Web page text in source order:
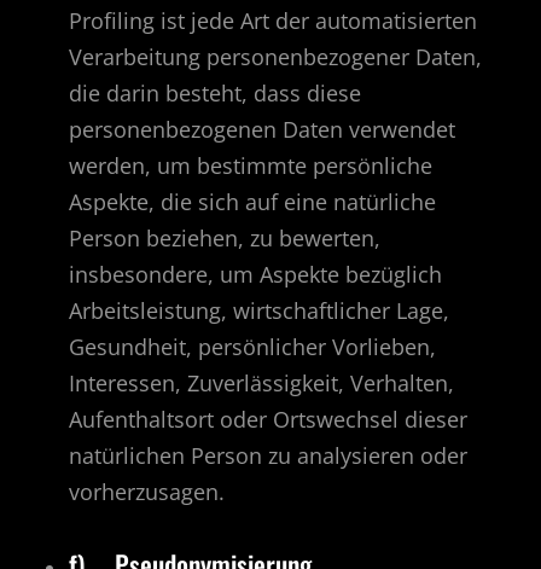
Profiling ist jede Art der automatisierten
Verarbeitung personenbezogener Daten,
die darin besteht, dass diese
personenbezogenen Daten verwendet
werden, um bestimmte persönliche
Aspekte, die sich auf eine natürliche
Person beziehen, zu bewerten,
insbesondere, um Aspekte bezüglich
Arbeitsleistung, wirtschaftlicher Lage,
Gesundheit, persönlicher Vorlieben,
Interessen, Zuverlässigkeit, Verhalten,
Aufenthaltsort oder Ortswechsel dieser
natürlichen Person zu analysieren oder
vorherzusagen.